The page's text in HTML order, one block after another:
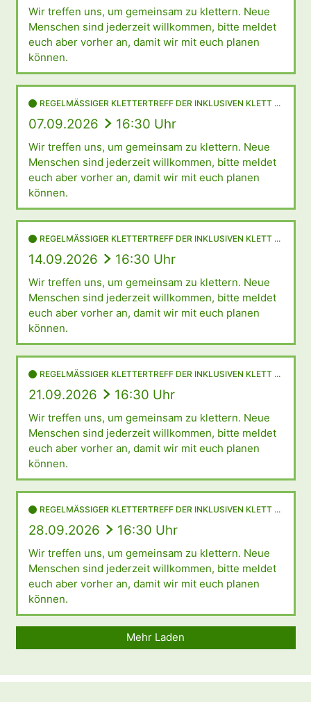
Wir treffen uns, um gemeinsam zu klettern. Neue
Menschen sind jederzeit willkommen, bitte meldet
euch aber vorher an, damit wir mit euch planen
können.
REGELMÄSSIGER KLETTERTREFF DER INKLUSIVEN KLETT ...
07.09.2026 16:30 Uhr
Wir treffen uns, um gemeinsam zu klettern. Neue
Menschen sind jederzeit willkommen, bitte meldet
euch aber vorher an, damit wir mit euch planen
können.
REGELMÄSSIGER KLETTERTREFF DER INKLUSIVEN KLETT ...
14.09.2026 16:30 Uhr
Wir treffen uns, um gemeinsam zu klettern. Neue
Menschen sind jederzeit willkommen, bitte meldet
euch aber vorher an, damit wir mit euch planen
können.
REGELMÄSSIGER KLETTERTREFF DER INKLUSIVEN KLETT ...
21.09.2026 16:30 Uhr
Wir treffen uns, um gemeinsam zu klettern. Neue
Menschen sind jederzeit willkommen, bitte meldet
euch aber vorher an, damit wir mit euch planen
können.
REGELMÄSSIGER KLETTERTREFF DER INKLUSIVEN KLETT ...
28.09.2026 16:30 Uhr
Wir treffen uns, um gemeinsam zu klettern. Neue
Menschen sind jederzeit willkommen, bitte meldet
euch aber vorher an, damit wir mit euch planen
können.
Mehr Laden